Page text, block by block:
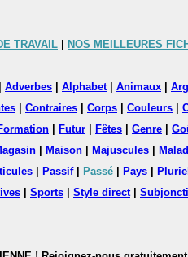
TRAVAIL NOS MEILLEURES
Adverbes Alphabet| Animaux
Contraires Corps Couleurs
Futur Fêtes Genre
Maison Majuscules
Passif| Passé Pays Pluriel
Sports Style direct|